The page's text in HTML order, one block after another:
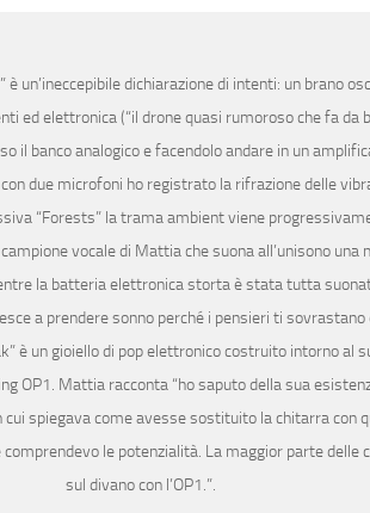
un’ineccepibile dichiarazione di intenti: un brano
ed elettronica (“il drone quasi rumoroso che fa da
il banco analogico e facendolo andare in un
due microfoni ho registrato la rifrazione delle
“Forests” la trama ambient viene
vocale di Mattia che suona all’unisono una
la batteria elettronica storta è stata tutta
a prendere sonno perché i pensieri ti
è un gioiello di pop elettronico costruito intorno al
OP1. Mattia racconta “ho saputo della sua
spiegava come avesse sostituito la chitarra con
le potenzialità. La maggior parte
sul divano con l’OP1.”.